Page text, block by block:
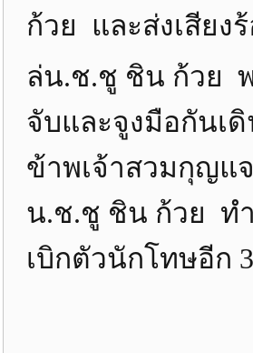
ก้วย และส่งเสียง
ล่น.ช.ชู ชิน ก้วย
จับและจูงมือกันเ
ข้าพเจ้าสวมกุญแ
น.ช.ชู ชิน ก้วย ท
เบิกตัวนักโทษอีก